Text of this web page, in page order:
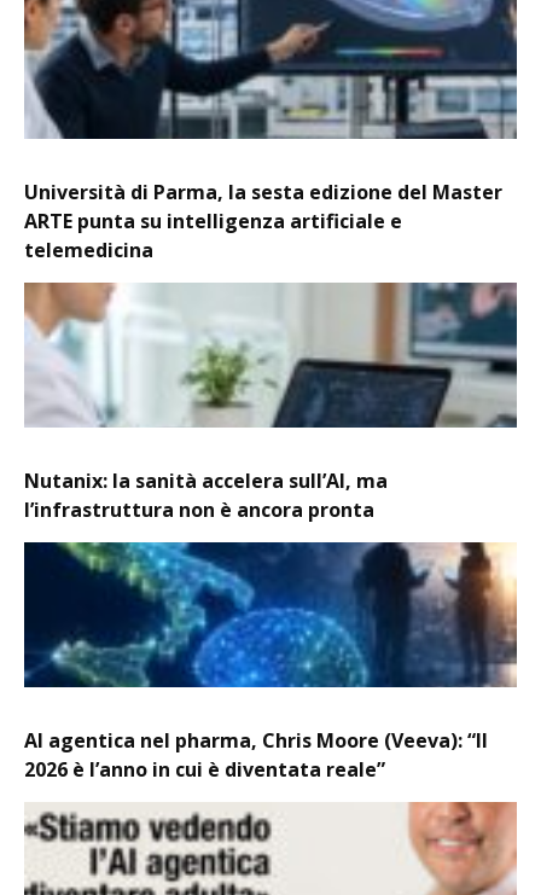
Università di Parma, la sesta edizione del Master
ARTE punta su intelligenza artificiale e
telemedicina
Nutanix: la sanità accelera sull’AI, ma
l’infrastruttura non è ancora pronta
AI agentica nel pharma, Chris Moore (Veeva): “Il
2026 è l’anno in cui è diventata reale”